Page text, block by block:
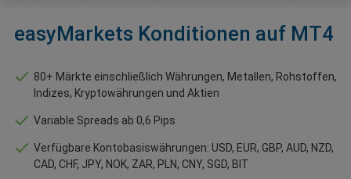
easyMarkets Konditionen auf MT4
80+ Märkte einschließlich Währungen, Metallen, Rohstoffen,
Indizes, Kryptowährungen und Aktien
Variable Spreads ab 0,6 Pips
Verfügbare Kontobasiswährungen: USD, EUR, GBP, AUD, NZD,
CAD, CHF, JPY, NOK, ZAR, PLN, CNY, SGD, BIT